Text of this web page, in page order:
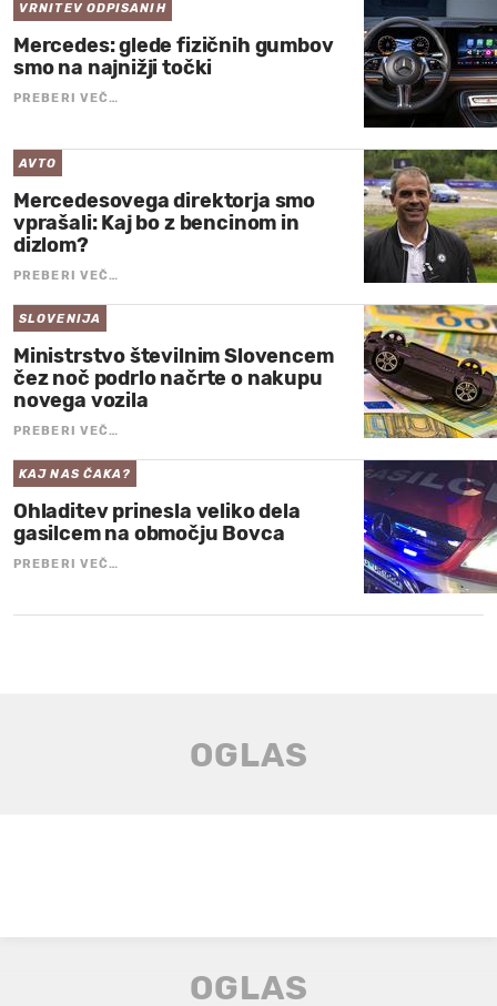
VRNITEV ODPISANIH
Mercedes: glede fizičnih gumbov
smo na najnižji točki
PREBERI VEČ…
AVTO
Mercedesovega direktorja smo
vprašali: Kaj bo z bencinom in
dizlom?
PREBERI VEČ…
SLOVENIJA
Ministrstvo številnim Slovencem
čez noč podrlo načrte o nakupu
novega vozila
PREBERI VEČ…
KAJ NAS ČAKA?
Ohladitev prinesla veliko dela
gasilcem na območju Bovca
PREBERI VEČ…